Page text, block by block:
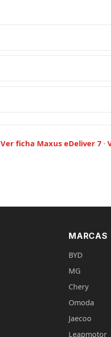
Ver ficha Maxus eDeliver 7·
MARCAS
BYD
MG
Chery
Omoda
Jaecoo
Leapmotor